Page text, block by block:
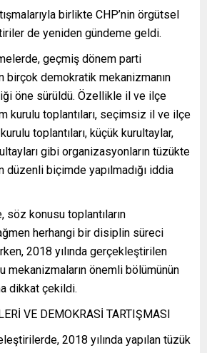
birlikte CHP’nin örgütsel
de yeniden gündeme geldi.
geçmiş dönem parti
birçok demokratik mekanizmanın
öne sürüldü. Özellikle il ve ilçe
kurulu toplantıları, seçimsiz il ve ilçe
toplantıları, küçük kurultaylar,
gibi organizasyonların tüzükte
düzenli biçimde yapılmadığı iddia
konusu toplantıların
herhangi bir disiplin süreci
2018 yılında gerçekleştirilen
mekanizmaların önemli bölümünün
dikkat çekildi.
VE DEMOKRASİ TARTIŞMASI
2018 yılında yapılan tüzük